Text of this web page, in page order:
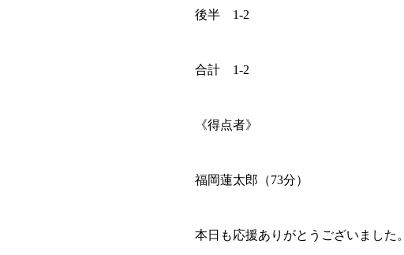
後半 1-2
合計 1-2
《得点者》
福岡蓮太郎（73分）
本日も応援ありがとうございました。